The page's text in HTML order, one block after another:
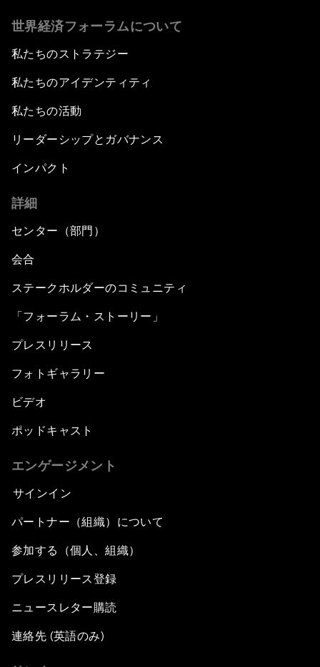
世界経済フォーラムについて
私たちのストラテジー
私たちのアイデンティティ
私たちの活動
リーダーシップとガバナンス
インパクト
詳細
センター（部門）
会合
ステークホルダーのコミュニティ
「フォーラム・ストーリー」
プレスリリース
フォトギャラリー
ビデオ
ポッドキャスト
エンゲージメント
サインイン
パートナー（組織）について
参加する（個人、組織）
プレスリリース登録
ニュースレター購読
連絡先 (英語のみ)